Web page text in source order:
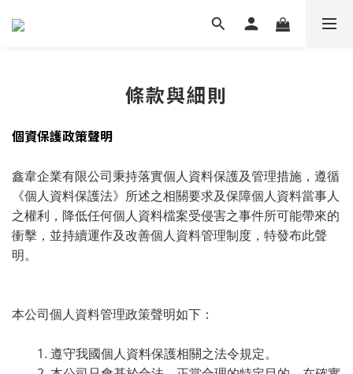
條款與細則
個資保護政策聲明
鑫韋企業有限公司秉持落實個人資料保護及管理措施，遵循
《個人資料保護法》所述之相關要求及保障個人資料當事人
之權利，降低任何個人資料檔案受侵害之事件所可能帶來的
衝擊，並持續運作及改善個人資料管理制度，特發布此聲
明。
本公司個人資料管理政策聲明如下：
1. 遵守我國個人資料保護相關之法令規定。